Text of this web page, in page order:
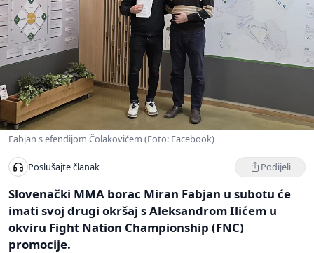
Fabjan s efendijom Čolakovićem (Foto: Facebook)
Poslušajte članak Podijeli
Slovenački MMA borac Miran Fabjan u subotu će
imati svoj drugi okršaj s Aleksandrom Ilićem u
okviru Fight Nation Championship (FNC)
promocije.